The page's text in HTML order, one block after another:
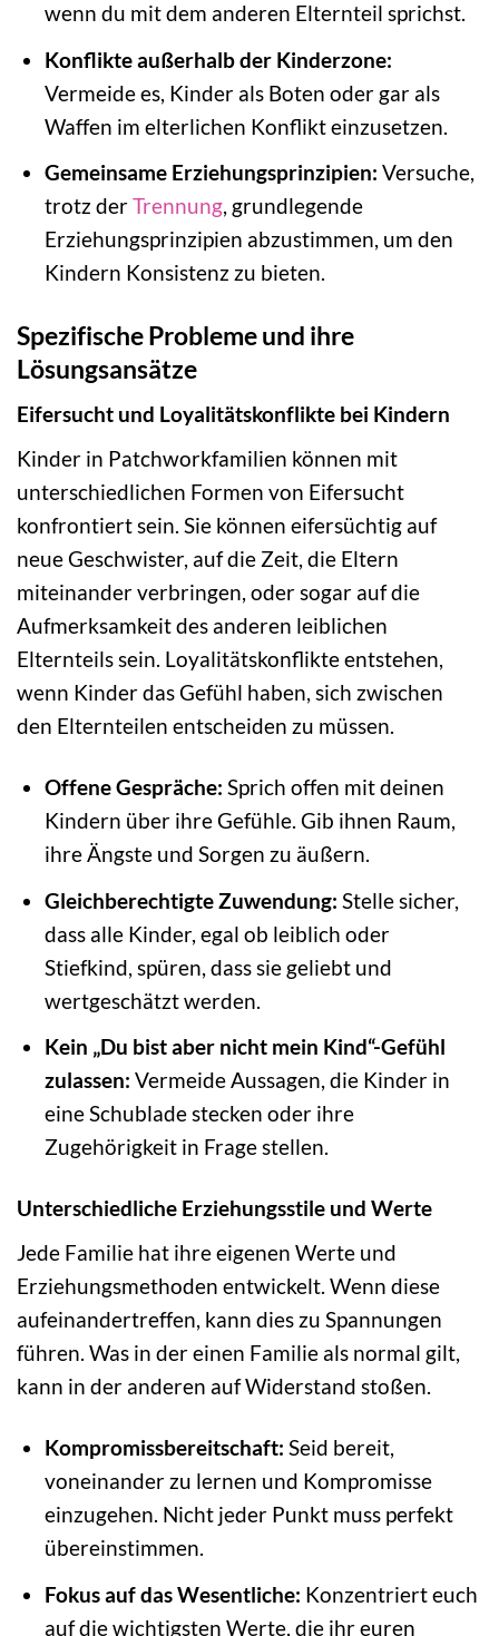
wenn du mit dem anderen Elternteil sprichst.
Konflikte außerhalb der Kinderzone:
Vermeide es, Kinder als Boten oder gar als
Waffen im elterlichen Konflikt einzusetzen.
Gemeinsame Erziehungsprinzipien: Versuche,
trotz derTrennung, grundlegende
Erziehungsprinzipien abzustimmen, um den
Kindern Konsistenz zu bieten.
Spezifische Probleme und ihre
Lösungsansätze
Eifersucht und Loyalitätskonflikte bei Kindern
Kinder in Patchworkfamilien können mit
unterschiedlichen Formen von Eifersucht
konfrontiert sein. Sie können eifersüchtig auf
neue Geschwister, auf die Zeit, die Eltern
miteinander verbringen, oder sogar auf die
Aufmerksamkeit des anderen leiblichen
Elternteils sein. Loyalitätskonflikte entstehen,
wenn Kinder das Gefühl haben, sich zwischen
den Elternteilen entscheiden zu müssen.
Offene Gespräche: Sprich offen mit deinen
Kindern über ihre Gefühle. Gib ihnen Raum,
ihre Ängste und Sorgen zu äußern.
Gleichberechtigte Zuwendung: Stelle sicher,
dass alle Kinder, egal ob leiblich oder
Stiefkind, spüren, dass sie geliebt und
wertgeschätzt werden.
Kein „Du bist aber nicht mein Kind“-Gefühl
zulassen: Vermeide Aussagen, die Kinder in
eine Schublade stecken oder ihre
Zugehörigkeit in Frage stellen.
Unterschiedliche Erziehungsstile und Werte
Jede Familie hat ihre eigenen Werte und
Erziehungsmethoden entwickelt. Wenn diese
aufeinandertreffen, kann dies zu Spannungen
führen. Was in der einen Familie als normal gilt,
kann in der anderen auf Widerstand stoßen.
Kompromissbereitschaft: Seid bereit,
voneinander zu lernen und Kompromisse
einzugehen. Nicht jeder Punkt muss perfekt
übereinstimmen.
Fokus auf das Wesentliche: Konzentriert euch
auf die wichtigsten Werte, die ihr euren